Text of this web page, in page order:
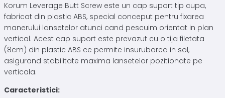
Korum Leverage Butt Screw este un cap suport tip cupa,
fabricat din plastic ABS, special conceput pentru fixarea
manerului lansetelor atunci cand pescuim orientat in plan
vertical. Acest cap suport este prevazut cu o tija filetata
(8cm) din plastic ABS ce permite insurubarea in sol,
asigurand stabilitate maxima lansetelor pozitionate pe
verticala.
Caracteristici: